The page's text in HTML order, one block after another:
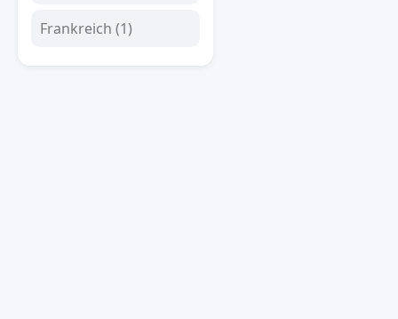
Frankreich (1)